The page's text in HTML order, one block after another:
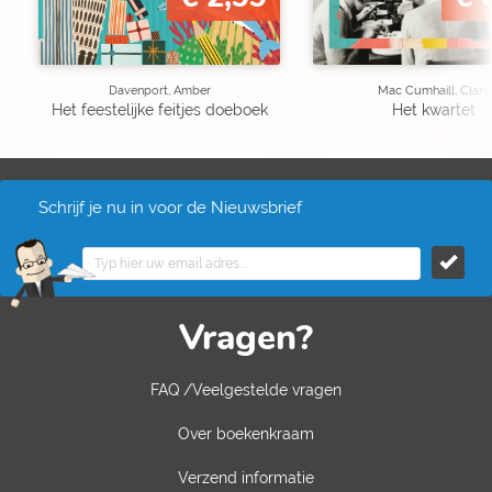
Davenport, Amber
Het feestelijke feitjes doeboek
Mac Cumhaill, Clare
Het kwartet
Schrijf je nu in voor de Nieuwsbrief
Vragen?
FAQ /Veelgestelde vragen
Over boekenkraam
Verzend informatie